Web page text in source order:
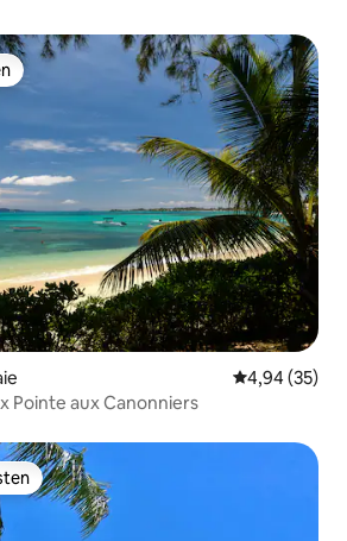
Gemiddelde
4,94 (35)
Pointe aux Canonniers